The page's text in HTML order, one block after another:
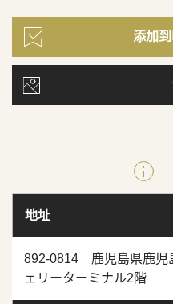
添加
地址
892-0814 鹿児島県鹿児
ェリーターミナル2階